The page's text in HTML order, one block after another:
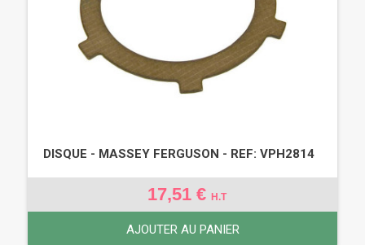
DISQUE - MASSEY FERGUSON - REF: VPH2814
17,51 € H.T
AJOUTER AU PANIER